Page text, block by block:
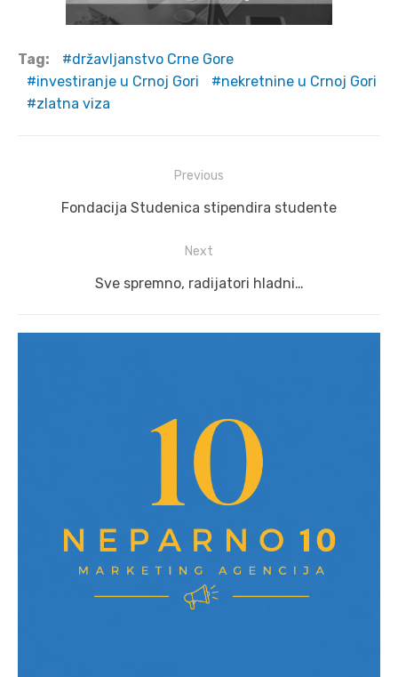
Tag:
državljanstvo Crne Gore
investiranje u Crnoj Gori
nekretnine u Crnoj Gori
zlatna viza
navigation
Previous
Previous
Fondacija Studenica stipendira studente
Next
Next
Sve spremno, radijatori hladni…